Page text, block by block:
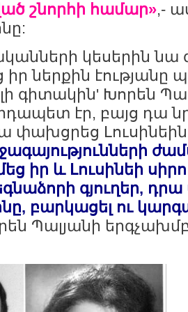
շնորհի համար»,-
կեսերին նա
իր ներքին էությանը
գիտակին' Խորեն
էր, բայց դա
փախցրեց Լուսինեին'
իր և Լուսինեի
գյուղեր, դրա
բարկացել ու
Պալյանի